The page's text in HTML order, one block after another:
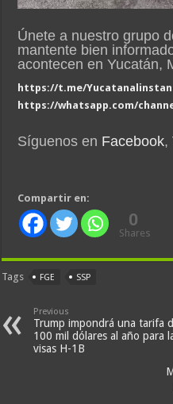
Únete a nuestro grupo
mantente bien
acontecen en Yucatán,
https://t.me/
https://whatsapp.com/
Síguenos en Facebook,
Compartir en:
0
Shares
Tags FGE SSP
Previous
Trump impondrá una tarifa
100 mil dólares al año para
visas H-1B